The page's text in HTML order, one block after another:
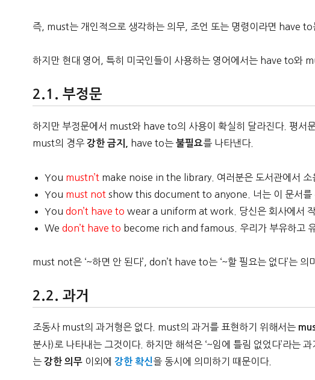
즉, must는 개인적으로 생각하는 의무, 조언 또는 명령이라면 have to
하지만 현대 영어, 특히 미국인들이 사용하는 영어에서는 have to와
부정문
하지만 부정문에서 must와 have to의 사용이 확실히 달라진다. 평서
must의 경우강한 금지, have to는불필요를 나타낸다.
You mustn’t make noise in the library. 여러분은 도서관에서 소
You must not show this document to anyone. 너는 이 문서를
Youdon’t have to wear a uniform at work. 당신은 회사에서 작
Wedon’t have to become rich and famous. 우리가 부유하고
must not은 ‘~하면 안 된다’, don’t have to는 ‘~할 필요는 없다’는 의
과거
조동사 must의 과거형은 없다. must의 과거를 표현하기 위해서는
분사)로 나타내는 그것이다. 하지만 해석은 ‘~임에 틀림 없었다’라는
는강한 의무 이외에강한 확신 을 동시에 의미하기 때문이다.